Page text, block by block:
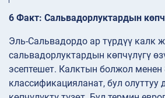
6 Факт: Сальвадорлуктардын
Эль-Сальвадордо ар түрдүү калк
сальвадорлуктардын көпчүлүгү
эсептешет. Калктын болжол менен
классификацияланат, бул